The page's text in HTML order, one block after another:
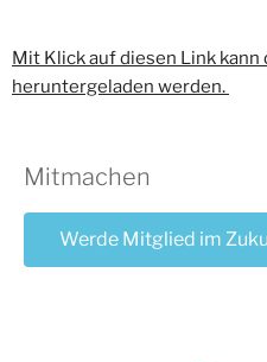
Mit Klick auf diesen Link kann
heruntergeladen werden.
Mitmachen
Werde Mitglied im